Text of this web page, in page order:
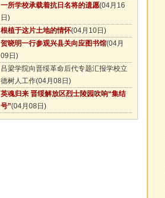
一所学校承载着抗日名将的遗愿(04月16
日)
根植于这片土地的情怀(04月10日)
贺晓明一行参观兴县关向应图书馆(04月
09日)
吕梁学院向晋绥革命后代专题汇报学校立
德树人工作(04月08日)
英魂归来 晋绥解放区烈士陵园吹响“集结
号”(04月08日)